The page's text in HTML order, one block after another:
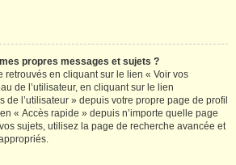
propres messages et sujets ?
retrouvés en cliquant sur le lien « Voir vos
de l’utilisateur, en cliquant sur le lien
de l’utilisateur » depuis votre propre page de profil
« Accès rapide » depuis n’importe quelle page
sujets, utilisez la page de recherche avancée et